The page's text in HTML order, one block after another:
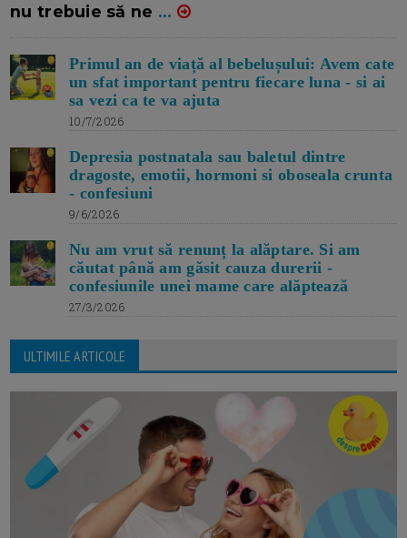
nu trebuie să ne ...
Primul an de viață al bebelușului: Avem cate
un sfat important pentru fiecare luna - si ai
sa vezi ca te va ajuta
10/7/2026
Depresia postnatala sau baletul dintre
dragoste, emotii, hormoni si oboseala crunta
- confesiuni
9/6/2026
Nu am vrut să renunț la alăptare. Si am
căutat până am găsit cauza durerii -
confesiunile unei mame care alăptează
27/3/2026
ULTIMILE ARTICOLE